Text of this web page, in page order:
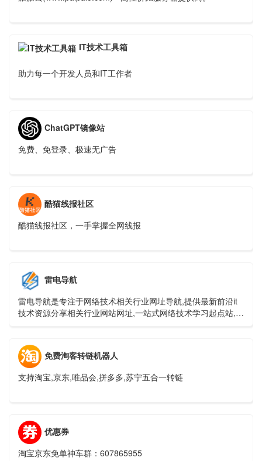
IT技术工具箱
助力每一个开发人员和IT工作者
ChatGPT镜像站
免费、免登录、极速无广告
酷猫线报社区
酷猫线报社区，一手掌握全网线报
雷电导航
雷电导航是专注于网络技术相关行业网址导航,提供最新前沿it
技术资源分享相关行业网站网址,一站式网络技术学习起点站,用
免费淘客转链机器人
支持淘宝,京东,唯品会,拼多多,苏宁五合一转链
优惠券
淘宝京东免单神车群：607865955